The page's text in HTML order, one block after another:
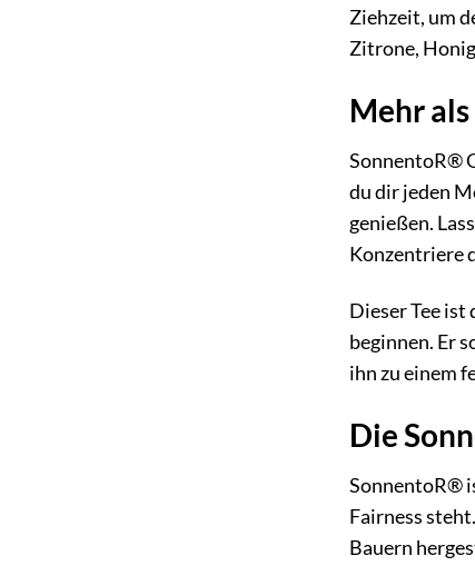
Ziehzeit, um
Zitrone,
Mehr
SonnentoR®
du dir jeden
genießen.
Konzentriere
Dieser Tee
beginnen. Er
ihn zu einem
Die
SonnentoR®
Fairness
Bauern